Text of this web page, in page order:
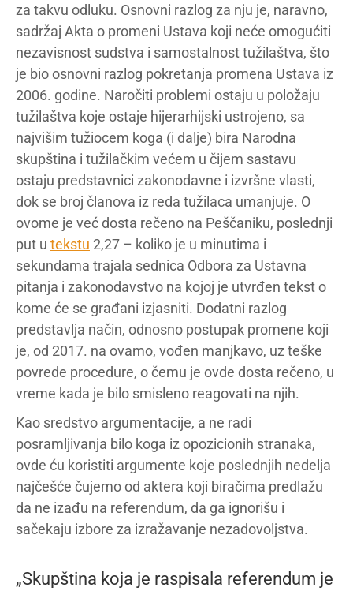
za takvu odluku. Osnovni razlog za nju je, naravno,
sadržaj Akta o promeni Ustava koji neće omogućiti
nezavisnost sudstva i samostalnost tužilaštva, što
je bio osnovni razlog pokretanja promena Ustava iz
2006. godine. Naročiti problemi ostaju u položaju
tužilaštva koje ostaje hijerarhijski ustrojeno, sa
najvišim tužiocem koga (i dalje) bira Narodna
skupština i tužilačkim većem u čijem sastavu
ostaju predstavnici zakonodavne i izvršne vlasti,
dok se broj članova iz reda tužilaca umanjuje. O
ovome je već dosta rečeno na Peščaniku, poslednji
put u tekstu 2,27 – koliko je u minutima i
sekundama trajala sednica Odbora za Ustavna
pitanja i zakonodavstvo na kojoj je utvrđen tekst o
kome će se građani izjasniti. Dodatni razlog
predstavlja način, odnosno postupak promene koji
je, od 2017. na ovamo, vođen manjkavo, uz teške
povrede procedure, o čemu je ovde dosta rečeno, u
vreme kada je bilo smisleno reagovati na njih.
Kao sredstvo argumentacije, a ne radi
posramljivanja bilo koga iz opozicionih stranaka,
ovde ću koristiti argumente koje poslednjih nedelja
najčešće čujemo od aktera koji biračima predlažu
da ne izađu na referendum, da ga ignorišu i
sačekaju izbore za izražavanje nezadovoljstva.
„Skupština koja je raspisala referendum je